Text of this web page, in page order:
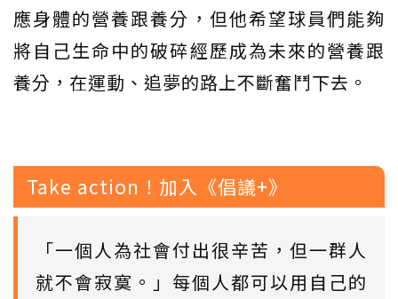
應身體的營養跟養分，但他希望球員們能夠
將自己生命中的破碎經歷成為未來的營養跟
養分，在運動、追夢的路上不斷奮鬥下去。
Take action！加入《倡議+》
「一個人為社會付出很辛苦，但一群人
就不會寂寞。」每個人都可以用自己的